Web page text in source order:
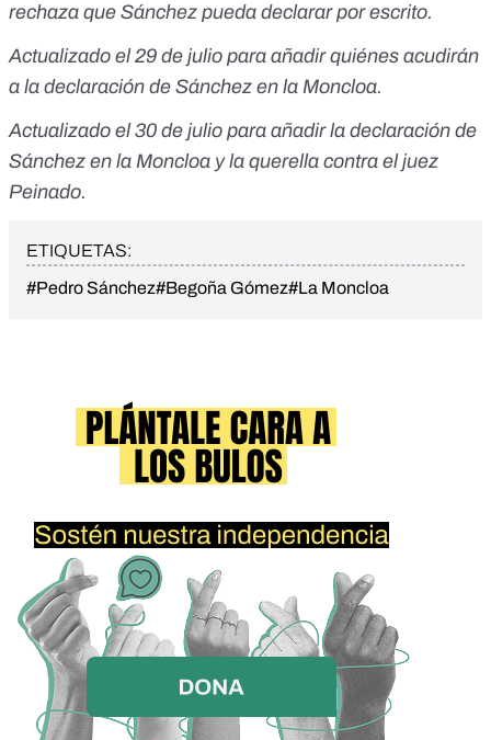
rechaza que Sánchez pueda declarar por escrito.
Actualizado el 29 de julio para añadir quiénes acudirán
a la declaración de Sánchez en la Moncloa.
Actualizado el 30 de julio para añadir la declaración de
Sánchez en la Moncloa y la querella contra el juez
Peinado.
ETIQUETAS:
#Pedro Sánchez#Begoña Gómez#La Moncloa